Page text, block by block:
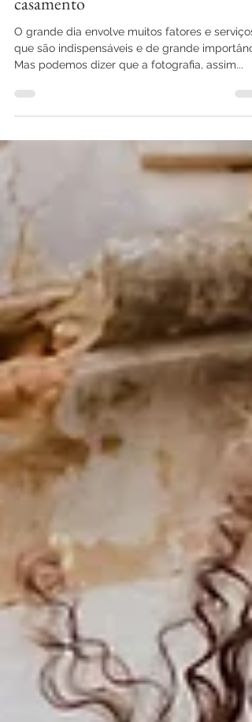
Pensando a fotografia do seu
casamento
O grande dia envolve muitos fatores e serviços
Mas podemos dizer que a fotografia, assim...